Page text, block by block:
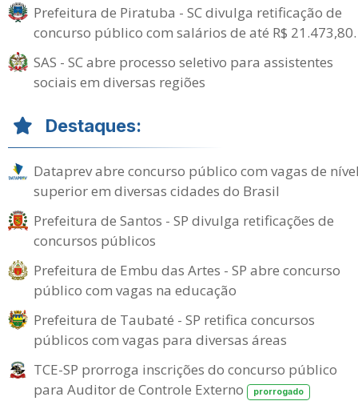
Prefeitura de Piratuba - SC divulga retificação de
concurso público com salários de até R$ 21.473,80.
SAS - SC abre processo seletivo para assistentes
sociais em diversas regiões
Destaques:
Dataprev abre concurso público com vagas de
superior em diversas cidades do Brasil
Prefeitura de Santos - SP divulga retificações de
concursos públicos
Prefeitura de Embu das Artes - SP abre concurso
público com vagas na educação
Prefeitura de Taubaté - SP retifica concursos
públicos com vagas para diversas áreas
TCE-SP prorroga inscrições do concurso público
para Auditor de Controle Externo
prorrogado